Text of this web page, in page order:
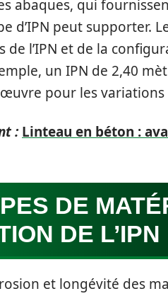
abaques, qui
d’IPN peut supporter.
de l’IPN et de la
un IPN de 2,40
pour les
: Linteau en béton :
DE
DE L’IPN
et longévité des